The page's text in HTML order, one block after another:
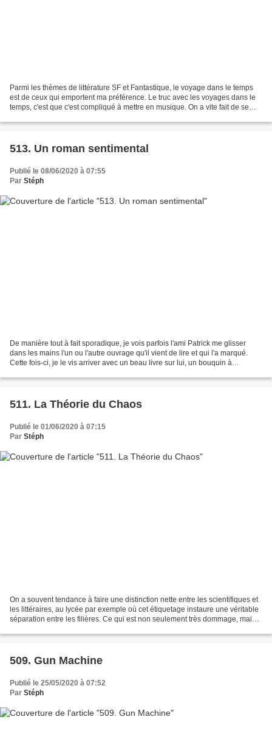
Parmi les thèmes de littérature SF et Fantastique, le voyage dans le temps
est de ceux qui emportent ma préférence. Le truc avec les voyages dans le
temps, c'est que c'est compliqué à mettre en musique. On a vite fait de se
513. Un roman sentimental
Publié le 08/06/2020 à 07:55
Par Stéph
De manière tout à fait sporadique, je vois parfois l'ami Patrick me glisser
dans les mains l'un ou l'autre ouvrage qu'il vient de lire et qui l'a marqué.
Cette fois-ci, je le vis arriver avec un beau livre sur lui, un bouquin à
511. La Théorie du Chaos
Publié le 01/06/2020 à 07:15
Par Stéph
On a souvent tendance à faire une distinction nette entre les scientifiques et
les littéraires, au lycée par exemple où cet étiquetage instaure une véritable
séparation entre les filières. Ce qui est non seulement très dommage, mais
509. Gun Machine
Publié le 25/05/2020 à 07:52
Par Stéph